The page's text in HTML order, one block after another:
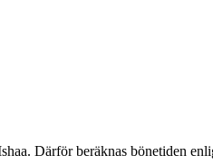
Därför beräknas bönetiden